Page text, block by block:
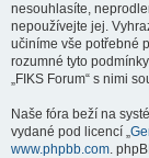
nesouhlasíte,
nepoužívejte jej.
učiníme vše potřebné
rozumné tyto
„FIKS Forum“ s nimi
Naše fóra beží na
vydané pod licencí „
www.phpbb.com.